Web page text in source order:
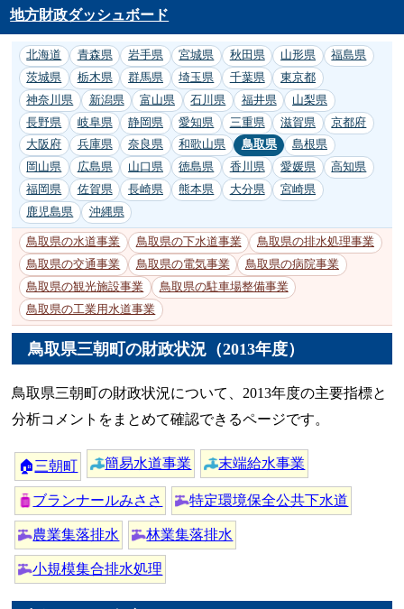
地方財政ダッシュボード
北海道 青森県 岩手県 宮城県 秋田県 山形県
福島県
茨城県
栃木県 群馬県 埼玉県 千葉県
東京都
神奈川県
新潟県 富山県 石川県 福井県
山梨県
長野県
岐阜県 静岡県 愛知県 三重県 滋賀県
京都府
大阪府
兵庫県 奈良県 和歌山県 鳥取県
島根県
岡山県
広島県 山口県 徳島県 香川県 愛媛県
高知県
福岡県
佐賀県 長崎県 熊本県 大分県
宮崎県
鹿児島県
沖縄県
鳥取県の水道事業 鳥取県の下水道事業
鳥取県の排水処理事業
鳥取県の交通事業
鳥取県の電気事業
鳥取県の病院事業
鳥取県の観光施設事業
鳥取県の駐車場整備事業
鳥取県の工業用水道事業
鳥取県三朝町の財政状況（2013年度）
鳥取県三朝町の財政状況について、2013年度の主要指標と
分析コメントをまとめて確認できるページです。
🏠三朝町 簡易水道事業 末端給水事業
ブランナールみささ 特定環境保全公共下水道
農業集落排水 林業集落排水
小規模集合排水処理